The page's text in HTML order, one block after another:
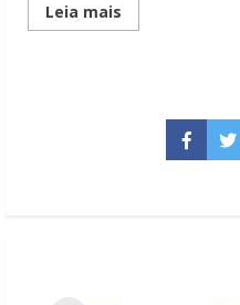
Leia mais
more
falam